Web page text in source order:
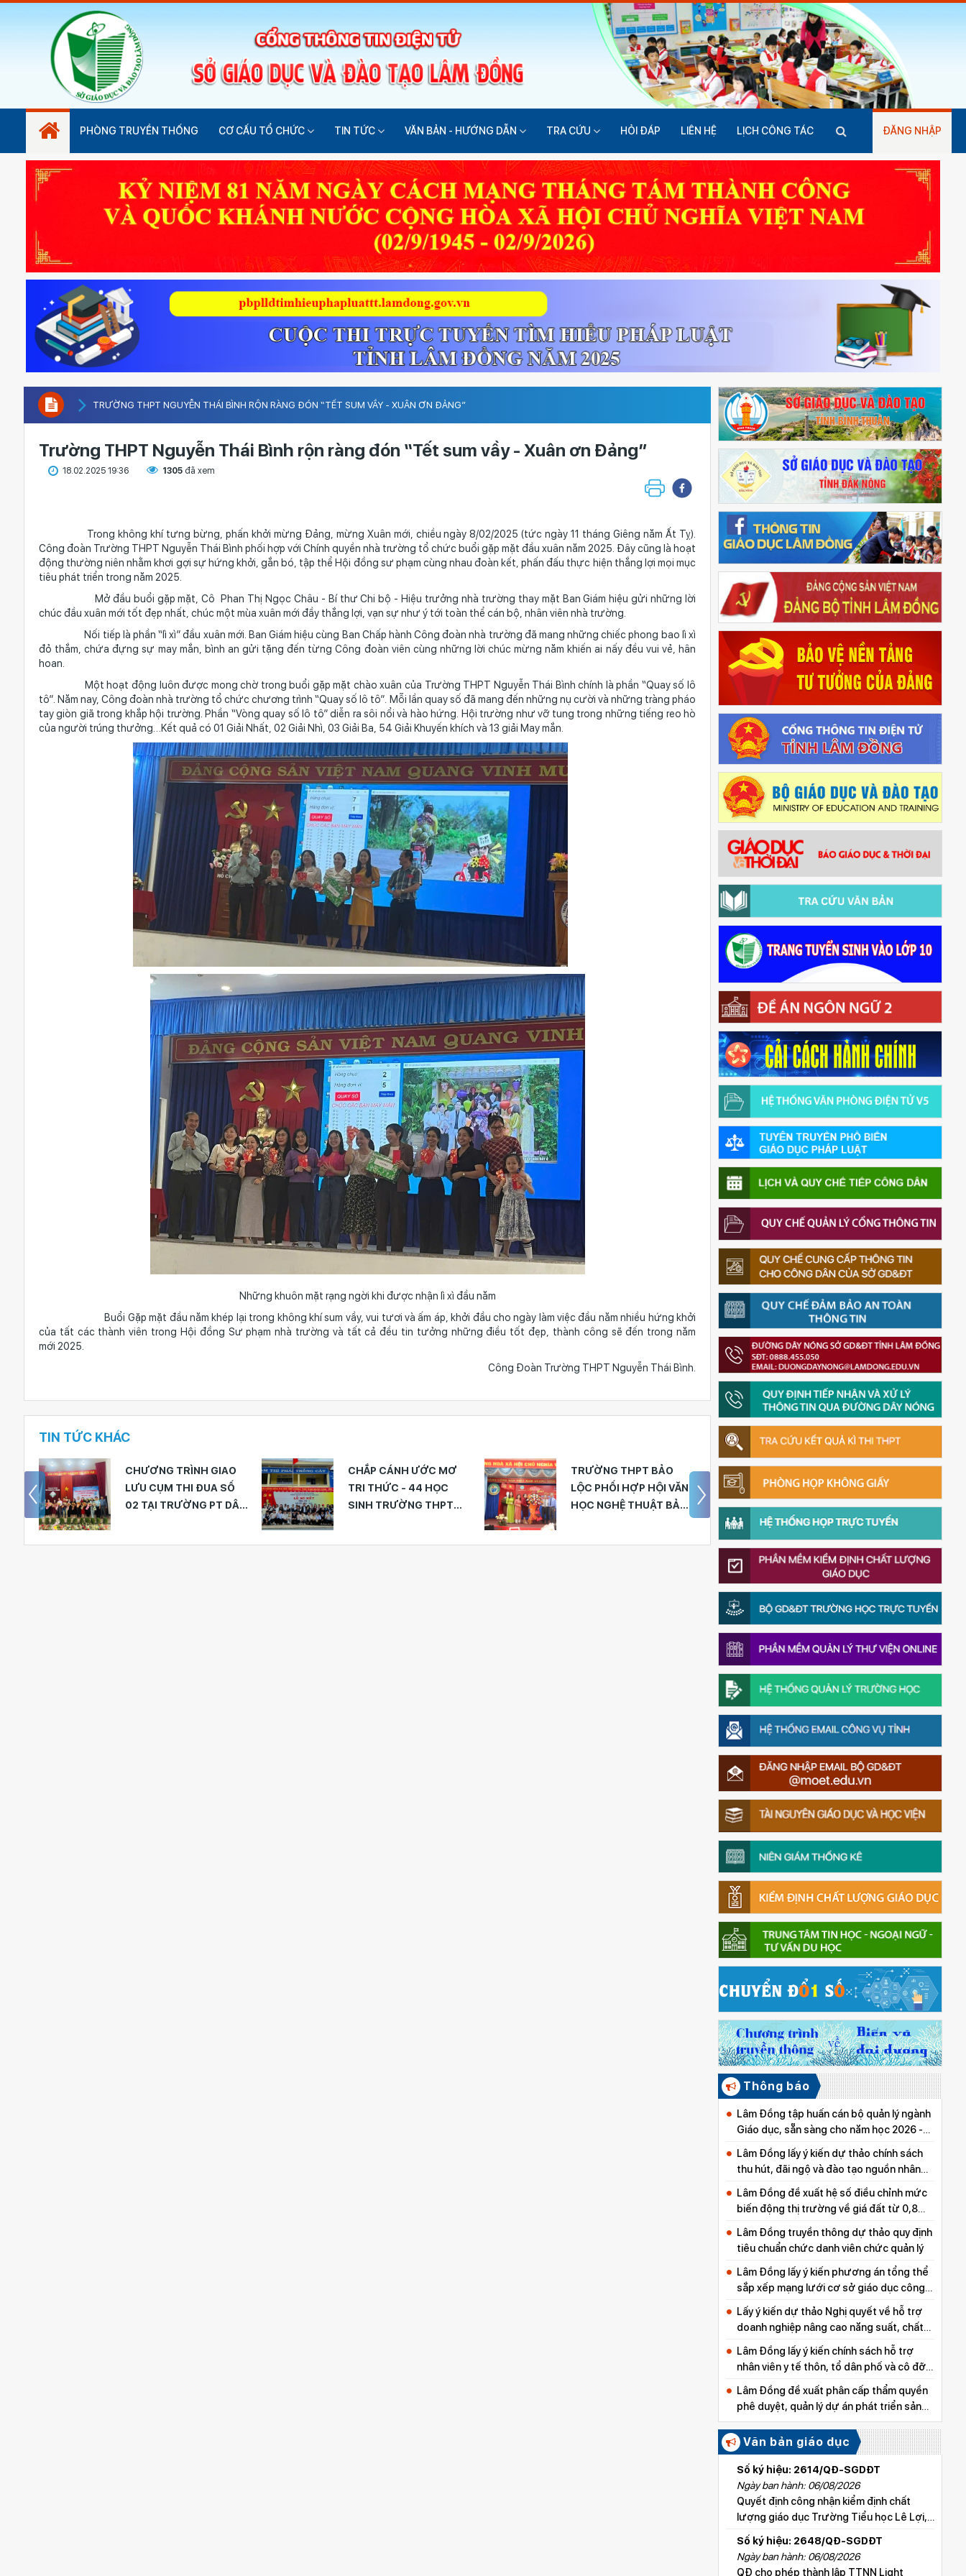
PHÒNG TRUYỀN THỐNG CƠ CẤU TỔ CHỨC TIN TỨC VĂN BẢN - HƯỚNG DẪN TRA CỨU HỎI ĐÁP LIÊN HỆ LỊCH CÔNG TÁC ĐĂNG NHẬP
TRƯỜNG THPT NGUYỄN THÁI BÌNH RỘN RÀNG ĐÓN “TẾT SUM VẦY - XUÂN ƠN ĐẢNG”
Trường THPT Nguyễn Thái Bình rộn ràng đón “Tết sum vầy - Xuân ơn Đảng”
18.02.2025 19:36 1305 đã xem
Trong không khí tưng bừng, phấn khởi mừng Đảng, mừng Xuân mới, chiều ngày 8/02/2025 (tức ngày 11 tháng Giêng năm Ất Tỵ).
Công đoàn Trường THPT Nguyễn Thái Bình phối hợp với Chính quyền nhà trường tổ chức buổi gặp mặt đầu xuân năm 2025. Đây cũng là hoạt
động thường niên nhằm khơi gợi sự hứng khởi, gắn bó, tập thể Hội đồng sư phạm cùng nhau đoàn kết, phấn đấu thực hiện thắng lợi mọi mục
tiêu phát triển trong năm 2025.
Mở đầu buổi gặp mặt, Cô Phan Thị Ngọc Châu - Bí thư Chi bộ - Hiệu trưởng nhà trường thay mặt Ban Giám hiệu gửi những lời
chúc đầu xuân mới tốt đẹp nhất, chúc một mùa xuân mới đầy thắng lợi, vạn sự như ý tới toàn thể cán bộ, nhân viên nhà trường.
Nối tiếp là phần “lì xì” đầu xuân mới. Ban Giám hiệu cùng Ban Chấp hành Công đoàn nhà trường đã mang những chiếc phong bao lì xì
đỏ thắm, chứa đựng sự may mắn, bình an gửi tặng đến từng Công đoàn viên cùng những lời chúc mừng năm khiến ai nấy đều vui vẻ, hân
hoan.
Một hoạt động luôn được mong chờ trong buổi gặp mặt chào xuân của Trường THPT Nguyễn Thái Bình chính là phần “Quay số lô
tô”. Năm nay, Công đoàn nhà trường tổ chức chương trình “Quay số lô tô”. Mỗi lần quay số đã mang đến những nụ cười và những tràng pháo
tay giòn giã trong khắp hội trường. Phần “Vòng quay số lô tô” diễn ra sôi nổi và hào hứng. Hội trường như vỡ tung trong những tiếng reo hò
của người trúng thưởng…Kết quả có 01 Giải Nhất, 02 Giải Nhì, 03 Giải Ba, 54 Giải Khuyến khích và 13 giải May mắn.
Những khuôn mặt rạng ngời khi được nhận lì xì đầu năm
Buổi Gặp mặt đầu năm khép lại trong không khí sum vầy, vui tươi và ấm áp, khởi đầu cho ngày làm việc đầu năm nhiều hứng khởi
của tất các thành viên trong Hội đồng Sư phạm nhà trường và tất cả đều tin tưởng những điều tốt đẹp, thành công sẽ đến trong năm
mới 2025.
Công Đoàn Trường THPT Nguyễn Thái Bình.
TIN TỨC KHÁC
CHẮP CÁNH ƯỚC MƠ
TRI THỨC - 44 HỌC
SINH TRƯỜNG THPT
TRƯỜNG THPT BẢO
LỘC PHỐI HỢP HỘI VĂN
HỌC NGHỆ THUẬT BẢO
CĐCS TRƯỜNG THPT
ĐỨC TRỌNG TỔ CHỨC
GẶP MẶT ĐẦU NĂM -
CĐCS TRƯỜNG THPT
LƯƠNG THẾ VINH TỔ
CHỨC GẶP MẶT ĐẦU
XUÂN ẤT TỴ 2025
Thông báo
Lâm Đồng tập huấn cán bộ quản lý ngành
Giáo dục, sẵn sàng cho năm học 2026 -
Lâm Đồng lấy ý kiến dự thảo chính sách
thu hút, đãi ngộ và đào tạo nguồn nhân
lực y tế
Lâm Đồng đề xuất hệ số điều chỉnh mức
biến động thị trường về giá đất từ 0,8
đến 5,0
Lâm Đồng truyền thông dự thảo quy định
tiêu chuẩn chức danh viên chức quản lý
Lâm Đồng lấy ý kiến phương án tổng thể
sắp xếp mạng lưới cơ sở giáo dục công
lập
Lấy ý kiến dự thảo Nghị quyết về hỗ trợ
doanh nghiệp nâng cao năng suất, chất
lượng sản phẩm
Lâm Đồng lấy ý kiến chính sách hỗ trợ
nhân viên y tế thôn, tổ dân phố và cô đỡ
thôn, bản
Lâm Đồng đề xuất phân cấp thẩm quyền
phê duyệt, quản lý dự án phát triển sản
xuất thuộc các chương trình mục tiêu
quốc gia
Văn bản giáo dục
Số ký hiệu: 2614/QĐ-SGDĐT
Ngày ban hành: 06/08/2026
Quyết định công nhận kiểm định chất
lượng giáo dục Trường Tiểu học Lê Lợi,
xã Hoài Đức
Số ký hiệu: 2648/QĐ-SGDĐT
Ngày ban hành: 06/08/2026
QĐ cho phép thành lập TTNN Light